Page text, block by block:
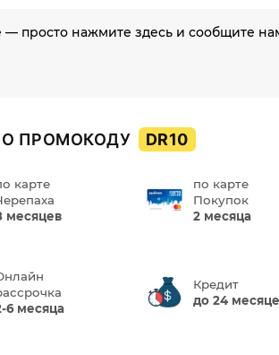
просто нажмите здесь и сообщите
ПРОМОКОДУ DR10
карте
месяцев
по карте
Покупок
2 месяца
6 месяца
Кредит
до 24